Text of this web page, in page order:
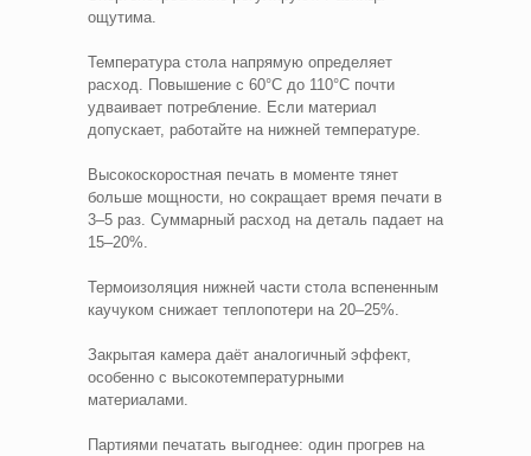
ощутима.
Температура стола напрямую определяет
расход. Повышение с 60°C до 110°C почти
удваивает потребление. Если материал
допускает, работайте на нижней температуре.
Высокоскоростная печать в моменте тянет
больше мощности, но сокращает время печати в
3–5 раз. Суммарный расход на деталь падает на
15–20%.
Термоизоляция нижней части стола вспененным
каучуком снижает теплопотери на 20–25%.
Закрытая камера даёт аналогичный эффект,
особенно с высокотемпературными
материалами.
Партиями печатать выгоднее: один прогрев на